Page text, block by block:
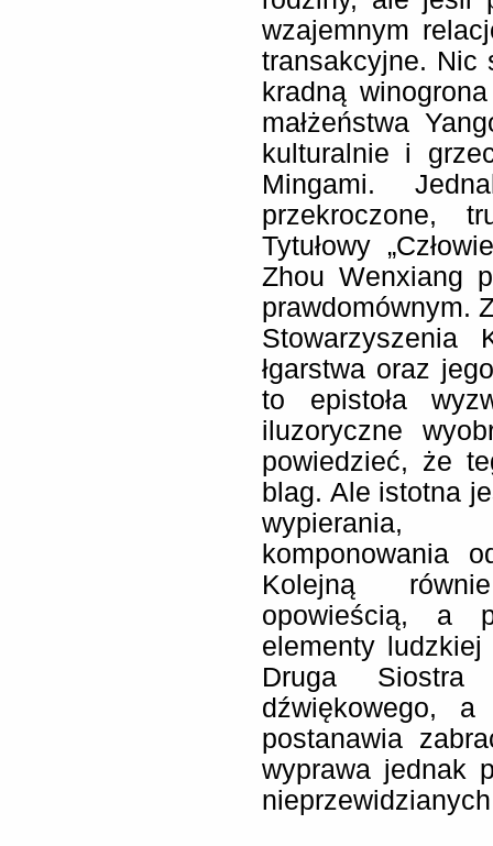
wzajemnym
transakcyjne. Nic
kradną
małżeństwa
kulturalnie i
Mingami.
przekroczone,
Tytułowy
Zhou Wenxiang
prawdomównym.
Stowarzyszenia
łgarstwa oraz
to epistoła
iluzoryczne
powiedzieć, że
blag. Ale istotna
wypierania,
komponowania
Kolejną
opowieścią, a
elementy ludzkiej
Druga
dźwiękowego,
postanawia
wyprawa jednak